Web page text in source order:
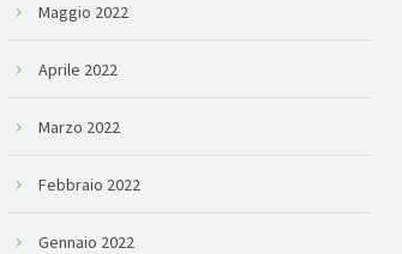
Maggio 2022
Aprile 2022
Marzo 2022
Febbraio 2022
Gennaio 2022